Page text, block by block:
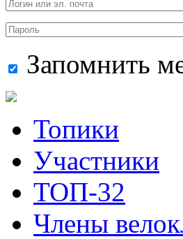
Запомнить
Топики
Участники
ТОП-32
Члены